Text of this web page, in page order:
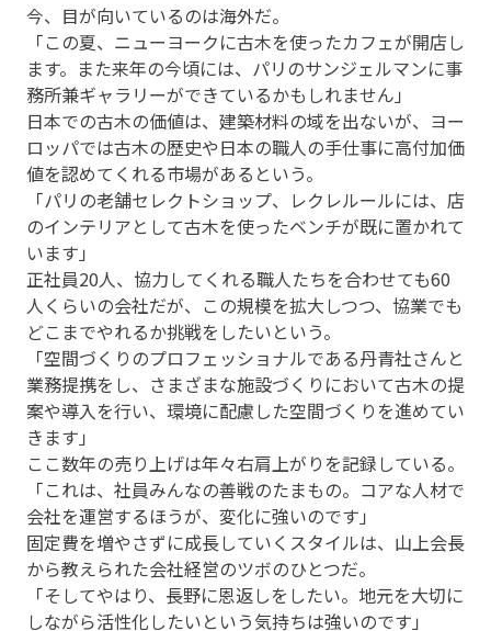
今、目が向いているのは海外だ。
「この夏、ニューヨークに古木を使ったカフェが開店し
ます。また来年の今頃には、パリのサンジェルマンに事
務所兼ギャラリーができているかもしれません」
日本での古木の価値は、建築材料の域を出ないが、ヨー
ロッパでは古木の歴史や日本の職人の手仕事に高付加価
値を認めてくれる市場があるという。
「パリの老舗セレクトショップ、レクレルールには、店
のインテリアとして古木を使ったベンチが既に置かれて
います」
正社員20人、協力してくれる職人たちを合わせても60
人くらいの会社だが、この規模を拡大しつつ、協業でも
どこまでやれるか挑戦をしたいという。
「空間づくりのプロフェッショナルである丹青社さんと
業務提携をし、さまざまな施設づくりにおいて古木の提
案や導入を行い、環境に配慮した空間づくりを進めてい
きます」
ここ数年の売り上げは年々右肩上がりを記録している。
「これは、社員みんなの善戦のたまもの。コアな人材で
会社を運営するほうが、変化に強いのです」
固定費を増やさずに成長していくスタイルは、山上会長
から教えられた会社経営のツボのひとつだ。
「そしてやはり、長野に恩返しをしたい。地元を大切に
しながら活性化したいという気持ちは強いのです」